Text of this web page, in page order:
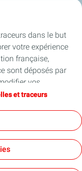
dans le but
votre expérience
française,
sont déposés par
vos
bouton « Gérer
cookies. Dans le
les cookies
du site
vous pouvez
et traceurs